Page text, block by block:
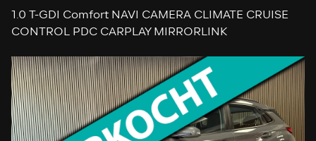
1.0 T-GDI Comfort NAVI CAMERA CLIMATE CRUISE
CONTROL PDC CARPLAY MIRRORLINK